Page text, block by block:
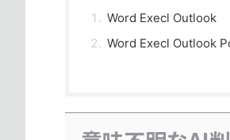
Word Execl Outlook
Word Execl Outlook